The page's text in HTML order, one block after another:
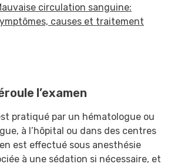
l’examen
pratiqué par un hématologue ou
à l’hôpital ou dans des centres
est effectué sous anesthésie
à une sédation si nécessaire, et